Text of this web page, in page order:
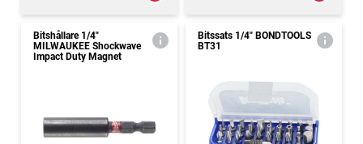
Bitshållare 1/4"
MILWAUKEE Shockwave
Impact Duty Magnet
Bitssats 1/4" BONDTOOLS
BT31